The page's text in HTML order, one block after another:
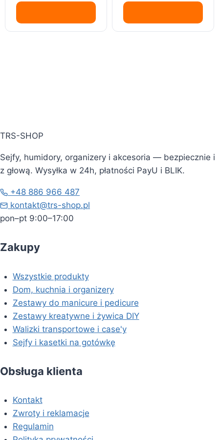
TRS-SHOP
Sejfy, humidory, organizery i akcesoria — bezpiecznie i
z głową. Wysyłka w 24h, płatności PayU i BLIK.
+48 886 966 487
kontakt@trs-shop.pl
pon–pt 9:00–17:00
Zakupy
Wszystkie produkty
Dom, kuchnia i organizery
Zestawy do manicure i pedicure
Zestawy kreatywne i żywica DIY
Walizki transportowe i case'y
Sejfy i kasetki na gotówkę
Obsługa klienta
Kontakt
Zwroty i reklamacje
Regulamin